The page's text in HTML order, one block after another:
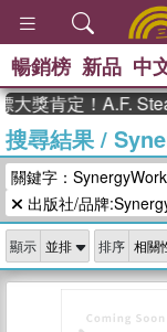
暢銷榜 新品 中
獎肯定！A.F.
搜尋結果/
關鍵字：
出版社/品牌
顯示 排序